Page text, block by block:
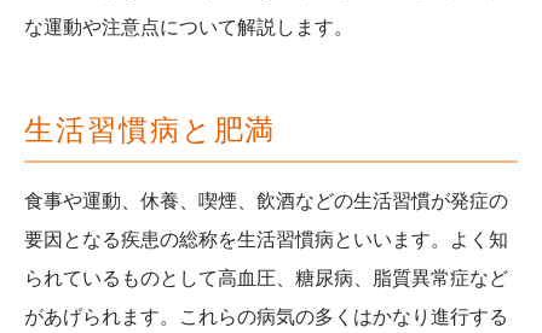
な運動や注意点について解説します。
生活習慣病と肥満
食事や運動、休養、喫煙、飲酒などの生活習慣が発症の
要因となる疾患の総称を生活習慣病といいます。
よく知
られているものとして高血圧、糖尿病、脂質異常症など
があげられます。
これらの病気の多くはかなり進行する